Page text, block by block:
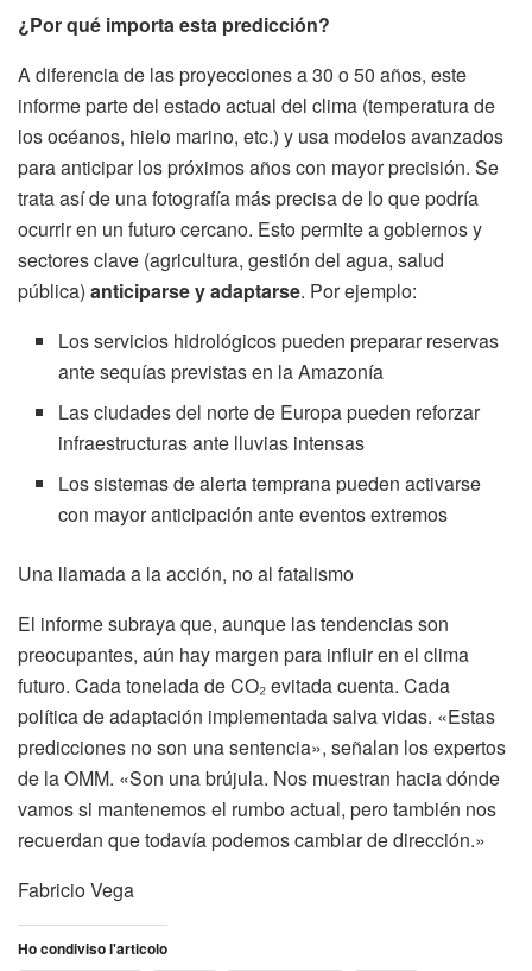
¿Por qué importa esta predicción?
A diferencia de las proyecciones a 30 o 50 años, este
informe parte del estado actual del clima (temperatura de
los océanos, hielo marino, etc.) y usa modelos avanzados
para anticipar los próximos años con mayor precisión. Se
trata así de una fotografía más precisa de lo que podría
ocurrir en un futuro cercano. Esto permite a gobiernos y
sectores clave (agricultura, gestión del agua, salud
pública) anticiparse y adaptarse. Por ejemplo:
Los servicios hidrológicos pueden preparar reservas
ante sequías previstas en la Amazonía
Las ciudades del norte de Europa pueden reforzar
infraestructuras ante lluvias intensas
Los sistemas de alerta temprana pueden activarse
con mayor anticipación ante eventos extremos
Una llamada a la acción, no al fatalismo
El informe subraya que, aunque las tendencias son
preocupantes, aún hay margen para influir en el clima
futuro. Cada tonelada de CO₂ evitada cuenta. Cada
política de adaptación implementada salva vidas. «Estas
predicciones no son una sentencia», señalan los expertos
de la OMM. «Son una brújula. Nos muestran hacia dónde
vamos si mantenemos el rumbo actual, pero también nos
recuerdan que todavía podemos cambiar de dirección.»
Fabricio Vega
Ho condiviso l'articolo